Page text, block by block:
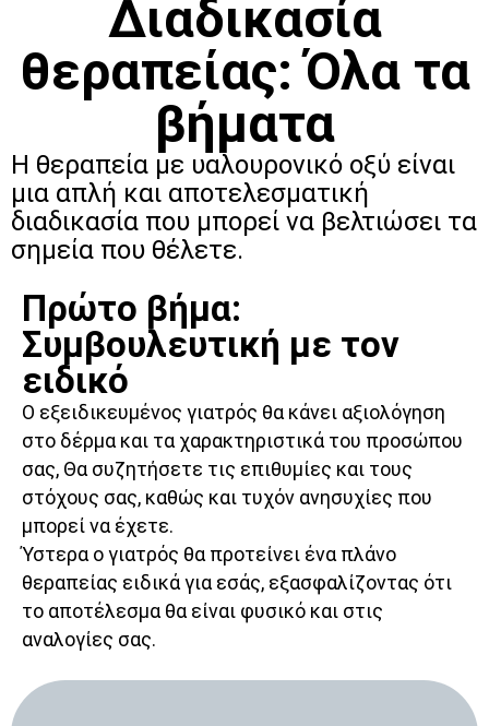
Διαδικασία
θεραπείας: Όλα τα
βήματα
Η θεραπεία με υαλουρονικό οξύ είναι
μια απλή και αποτελεσματική
διαδικασία που μπορεί να βελτιώσει τα
σημεία που θέλετε.
Πρώτο βήμα:
Συμβουλευτική με τον
ειδικό
Ο εξειδικευμένος γιατρός θα κάνει αξιολόγηση
στο δέρμα και τα χαρακτηριστικά του προσώπου
σας, Θα συζητήσετε τις επιθυμίες και τους
στόχους σας, καθώς και τυχόν ανησυχίες που
μπορεί να έχετε.
Ύστερα ο γιατρός θα προτείνει ένα πλάνο
θεραπείας ειδικά για εσάς, εξασφαλίζοντας ότι
το αποτέλεσμα θα είναι φυσικό και στις
αναλογίες σας.